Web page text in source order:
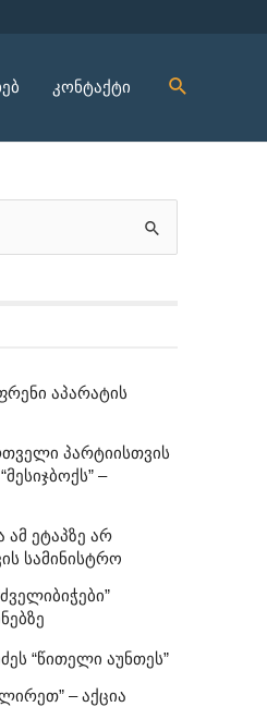
კონტაქტი
აპარატის
პარტიისთვის
–
ამ ეტაპზე არ
სამინისტრო
“წითელი აუნთეს”
– აქცია